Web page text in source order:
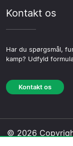
Kontakt os
Har du spørgsmål,
kamp? Udfyld
Kontakt os
© 2026